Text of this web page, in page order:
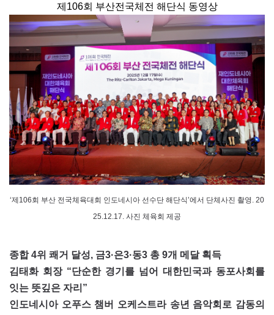
제106회 부산전국체전 해단식 동영상
‘제106회 부산 전국체육대회 인도네시아 선수단 해단식’에서 단체사진 촬영. 20
25.12.17. 사진 체육회 제공
종합 4위 쾌거 달성, 금3·은3·동3 총 9개 메달 획득
김태화 회장 “단순한 경기를 넘어 대한민국과 동포사회를
잇는 뜻깊은 자리”
인도네시아 오푸스 챔버 오케스트라 송년 음악회로 감동의